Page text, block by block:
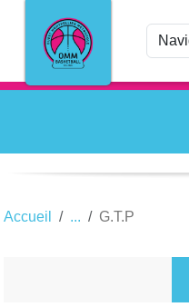
Accueil G.T.P